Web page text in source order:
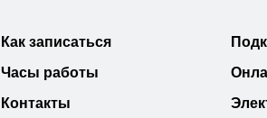
Как записаться
Часы работы
Контакты